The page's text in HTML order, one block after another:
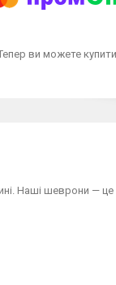
ви можете
Наші шеврони —